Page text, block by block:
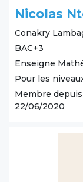
Nicolas
Conakry
BAC+3
Enseigne
Pour les
Membre depuis
22/06/2020